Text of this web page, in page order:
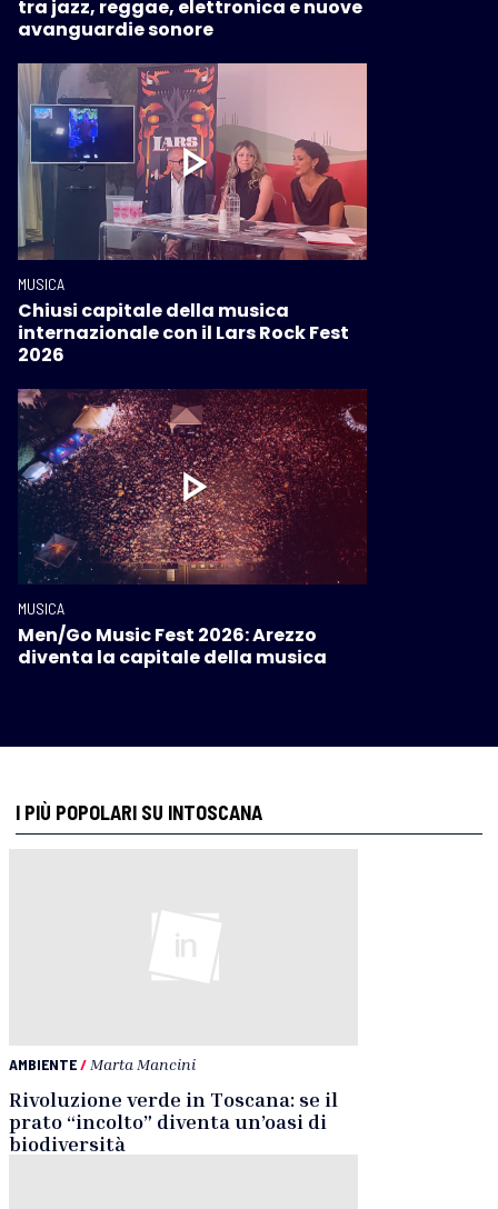
tra jazz, reggae, elettronica e nuove
avanguardie sonore
MUSICA
Chiusi capitale della musica
internazionale con il Lars Rock Fest
2026
MUSICA
Men/Go Music Fest 2026: Arezzo
diventa la capitale della musica
I PIÙ POPOLARI SU INTOSCANA
AMBIENTE/ Marta Mancini
Rivoluzione verde in Toscana: se il
prato “incolto” diventa un’oasi di
biodiversità